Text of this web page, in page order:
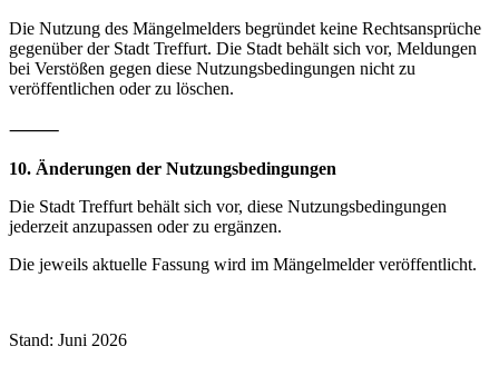
Die Nutzung des Mängelmelders begründet keine Rechtsansprüche
gegenüber der Stadt Treffurt. Die Stadt behält sich vor, Meldungen
bei Verstößen gegen diese Nutzungsbedingungen nicht zu
veröffentlichen oder zu löschen.
⸻
10. Änderungen der Nutzungsbedingungen
Die Stadt Treffurt behält sich vor, diese Nutzungsbedingungen
jederzeit anzupassen oder zu ergänzen.
Die jeweils aktuelle Fassung wird im Mängelmelder veröffentlicht.
Stand: Juni 2026